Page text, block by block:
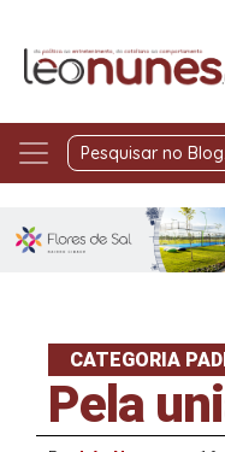
CATEGORIA
Pela